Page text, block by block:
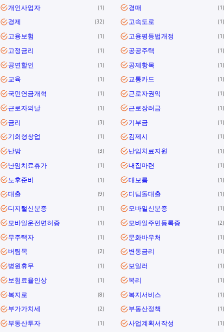
개인사업자 1 경매 1
경제 32 고속도로 1
고용보험 1 고용평등법개정 1
고정금리 1 공공주택 1
공연할인 1 공제항목 1
교육 1 교통카드 1
국민연금개혁 1 근로자권익 1
근로자의날 1 근로장려금 1
금리 3 기부금 1
기회형창업 1 김제시 1
난방 3 난임치료지원 1
난임치료휴가 1 내집마련 1
노후준비 1 대보름 1
대출 9 디딤돌대출 1
디지털신분증 1 모바일신분증 1
모바일운전면허증 1 모바일주민등록증 2
무주택자 1 문화바우처 1
버팀목 2 변동금리 1
병원휴무 1 보일러 1
보험료율인상 1 복리 1
복지로 8 복지서비스 1
부가가치세 2 부동산정책 1
부동산투자 1 사업계획서작성 1